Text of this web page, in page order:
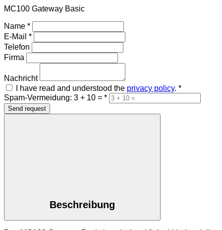
MC100 Gateway Basic
Name *
E-Mail *
Telefon
Firma
Nachricht
I have read and understood the privacy policy. *
Spam-Vermeidung: 3 + 10 = *
Send request
Beschreibung